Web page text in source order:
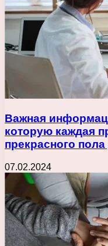
Важная
которую каждая
прекрасного
07.02.2024